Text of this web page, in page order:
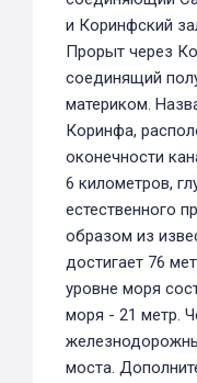
и Коринфский
Прорыт через
соединящий
материком.
Коринфа,
оконечности
6 километров,
естественного
образом из
достигает 76
уровне моря
моря - 21 метр.
моста.